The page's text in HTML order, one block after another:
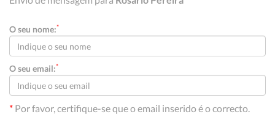
O seu nome:*
O seu email:*
* Por favor, certifique-se que o email inserido é o correcto.